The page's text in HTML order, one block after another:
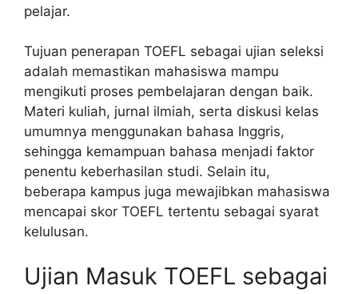
pelajar.
Tujuan penerapan TOEFL sebagai ujian seleksi
adalah memastikan mahasiswa mampu
mengikuti proses pembelajaran dengan baik.
Materi kuliah, jurnal ilmiah, serta diskusi kelas
umumnya menggunakan bahasa Inggris,
sehingga kemampuan bahasa menjadi faktor
penentu keberhasilan studi. Selain itu,
beberapa kampus juga mewajibkan mahasiswa
mencapai skor TOEFL tertentu sebagai syarat
kelulusan.
Ujian Masuk TOEFL sebagai